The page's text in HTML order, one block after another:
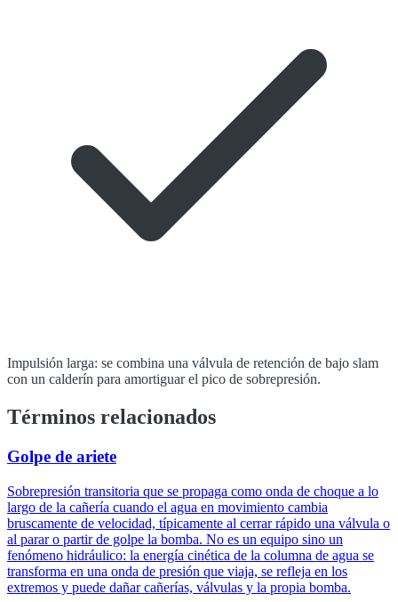
Impulsión larga: se combina una válvula de retención de bajo slam
con un calderín para amortiguar el pico de sobrepresión.
Términos relacionados
Golpe de ariete
Sobrepresión transitoria que se propaga como onda de choque a lo
largo de la cañería cuando el agua en movimiento cambia
bruscamente de velocidad, típicamente al cerrar rápido una válvula o
al parar o partir de golpe la bomba. No es un equipo sino un
fenómeno hidráulico: la energía cinética de la columna de agua se
transforma en una onda de presión que viaja, se refleja en los
extremos y puede dañar cañerías, válvulas y la propia bomba.